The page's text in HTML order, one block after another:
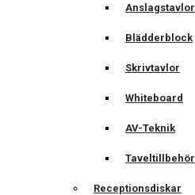
Anslagstavlor
Blädderblock
Skrivtavlor
Whiteboard
AV-Teknik
Taveltillbehör
Receptionsdiskar